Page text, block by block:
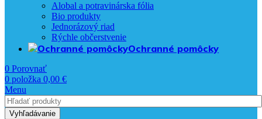
Alobal a potravinárska fólia
Bio produkty
Jednorázový riad
Rýchle občerstvenie
Ochranné pomôcky
0 Porovnať
0 položka 0,00 €
Menu
Vyhľadávanie